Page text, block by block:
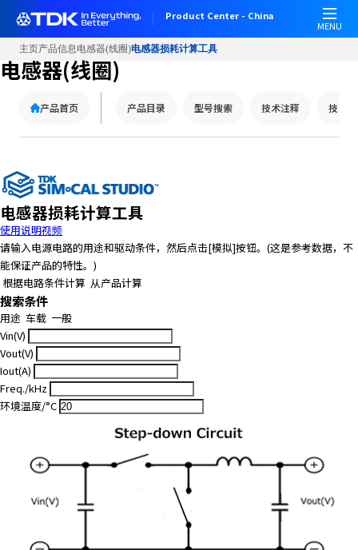
Product Center - China
MENU
主页产品信息电感器(线圈)电感器损耗计算工具
电感器(线圈)
产品首页 产品目录 型号搜索 技术注释 技术
电感器损耗计算工具
使用说明视频
请输入电源电路的用途和驱动条件，然后点击[模拟]按钮。(这是参考数据，不
能保证产品的特性。)
根据电路条件计算 从产品计算
搜索条件
用途 车载 一般
Vin(V)
Vout(V)
Iout(A)
Freq./kHz
环境温度/°C